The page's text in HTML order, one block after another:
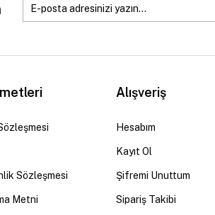
Sözleşmesi
Metni
Alışveriş
Hesabım
Kayıt Ol
Şifremi Unuttum
Sipariş Takibi